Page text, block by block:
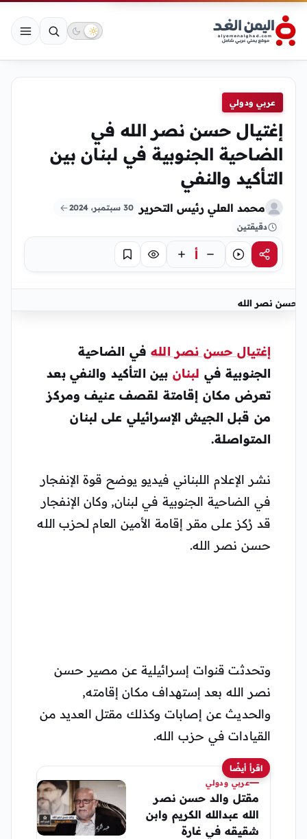
عربي ودولي
إغتيال حسن نصر الله في
الضاحية الجنوبية في لبنان بين
التأكيد والنفي
محمد العلي رئيس التحرير
30 سبتمبر، 2024
دقيقتين
مشاركةاستماع أ تركيز حفظ
حسن نصر الله
إغتيال حسن نصر اللهفي الضاحية
الجنوبية في لبنان بين التأكيد والنفي بعد
تعرض مكان إقامتة لقصف عنيف ومركز
من قبل الجيش الإسرائيلي على لبنان
المتواصلة.
نشر الإعلام اللبناني فيديو يوضح قوة الإنفجار
في الضاحية الجنوبية في لبنان, وكان الإنفجار
قد رُكز على مقر إقامة الأمين العام لحزب الله
حسن نصر الله.
وتحدثت قنوات إسرائيلية عن مصير حسن
نصر الله بعد إستهداف مكان إقامته,
والحديث عن إصابات وكذلك مقتل العديد من
القيادات في حزب الله.
اقرأ أيضًا
عربي ودولي
مقتل والد حسن نصر
الله عبدالله الكريم وابن
شقيقه في غارة